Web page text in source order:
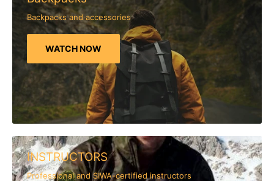
Backpacks and accessories
WATCH NOW
INSTRUCTORS
Professional and SIWA-certified instructors